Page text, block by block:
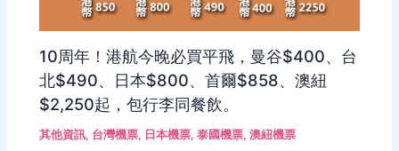
10周年！港航今晚必買平飛，曼谷$400、台
北$490、日本$800、首爾$858、澳紐
$2,250起，包行李同餐飲。
其他資訊, 台灣機票, 日本機票,泰國機票,澳紐機票